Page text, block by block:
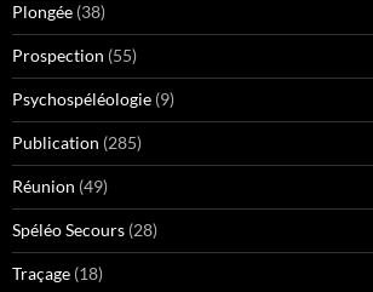
Plongée (38)
Prospection (55)
Psychospéléologie (9)
Publication (285)
Réunion (49)
Spéléo Secours (28)
Traçage (18)